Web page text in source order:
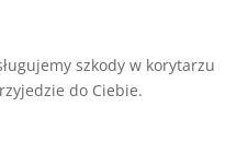
szkody w korytarzu
do Ciebie.